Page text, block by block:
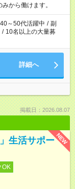
かせください！
から働けます。
40～50代活躍中 / 副
/ 10名以上の大量募
詳細へ
掲載日：2026.08.07
NEW
生活サポー
OK